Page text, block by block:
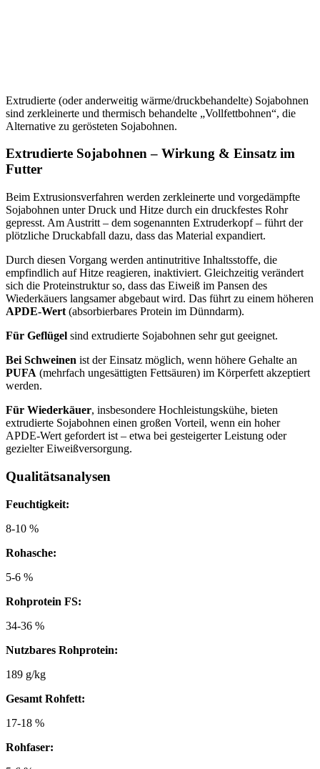
Extrudierte (oder anderweitig wärme/druckbehandelte) Sojabohnen
sind zerkleinerte und thermisch behandelte „Vollfettbohnen“, die
Alternative zu gerösteten Sojabohnen.
Extrudierte Sojabohnen – Wirkung & Einsatz im
Futter
Beim Extrusionsverfahren werden zerkleinerte und vorgedämpfte
Sojabohnen unter Druck und Hitze durch ein druckfestes Rohr
gepresst. Am Austritt – dem sogenannten Extruderkopf – führt der
plötzliche Druckabfall dazu, dass das Material expandiert.
Durch diesen Vorgang werden antinutritive Inhaltsstoffe, die
empfindlich auf Hitze reagieren, inaktiviert. Gleichzeitig verändert
sich die Proteinstruktur so, dass das Eiweiß im Pansen des
Wiederkäuers langsamer abgebaut wird. Das führt zu einem höheren
APDE-Wert (absorbierbares Protein im Dünndarm).
Für Geflügel sind extrudierte Sojabohnen sehr gut geeignet.
Bei Schweinen ist der Einsatz möglich, wenn höhere Gehalte an
PUFA (mehrfach ungesättigten Fettsäuren) im Körperfett akzeptiert
werden.
Für Wiederkäuer, insbesondere Hochleistungskühe, bieten
extrudierte Sojabohnen einen großen Vorteil, wenn ein hoher
APDE-Wert gefordert ist – etwa bei gesteigerter Leistung oder
gezielter Eiweißversorgung.
Qualitätsanalysen
Feuchtigkeit:
8-10 %
Rohasche:
5-6 %
Rohprotein FS:
34-36 %
Nutzbares Rohprotein:
189 g/kg
Gesamt Rohfett:
17-18 %
Rohfaser: